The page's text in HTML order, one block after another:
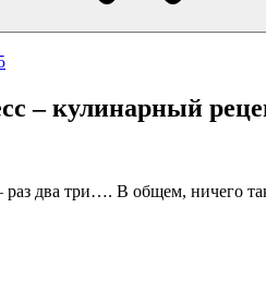
– кулинарный
два три…. В общем, ничего